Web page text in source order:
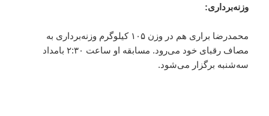
وزنه‌برداری:
محمدرضا براری هم در وزن ۱۰۵ کیلوگرم وزنه‌برداری به
مصاف رقبای خود می‌رود. مسابقه او ساعت ۲:۳۰ بامداد
سه‌شنبه برگزار می‌شود.